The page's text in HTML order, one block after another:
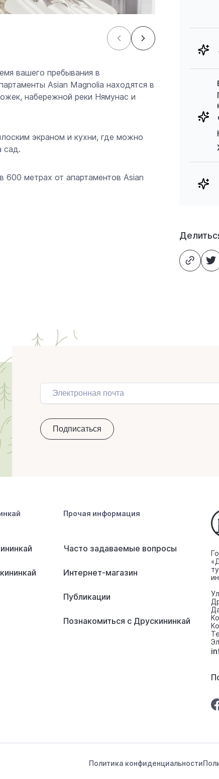
вашего пребывания в
Asian Magnolia находятся в
набережной реки Нямунас и
экраном и кухни, где можно
сад.
600 метрах от апартаментов Asian
Прочая информация
Часто задаваемые вопросы
Интернет-магазин
Публикации
Познакомиться с Друскининкaй
Политика конфиденциальности